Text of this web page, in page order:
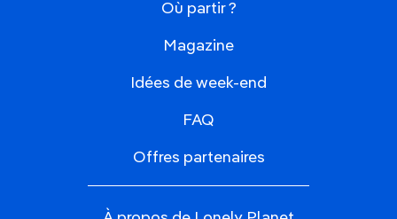
Où partir ?
Magazine
Idées de week-end
FAQ
Offres partenaires